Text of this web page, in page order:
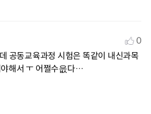
0
공동교육과정 시험은 똑같이 내신과목
해서 ㅜ 어쩔수읎다…